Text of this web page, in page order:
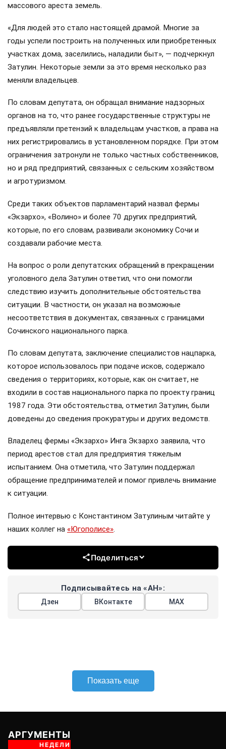
массового ареста земель.
«Для людей это стало настоящей драмой. Многие за
годы успели построить на полученных или приобретенных
участках дома, заселились, наладили быт», — подчеркнул
Затулин. Некоторые земли за это время несколько раз
меняли владельцев.
По словам депутата, он обращал внимание надзорных
органов на то, что ранее государственные структуры не
предъявляли претензий к владельцам участков, а права на
них регистрировались в установленном порядке. При этом
ограничения затронули не только частных собственников,
но и ряд предприятий, связанных с сельским хозяйством
и агротуризмом.
Среди таких объектов парламентарий назвал фермы
«Экзархо», «Волино» и более 70 других предприятий,
которые, по его словам, развивали экономику Сочи и
создавали рабочие места.
На вопрос о роли депутатских обращений в прекращении
уголовного дела Затулин ответил, что они помогли
следствию изучить дополнительные обстоятельства
ситуации. В частности, он указал на возможные
несоответствия в документах, связанных с границами
Сочинского национального парка.
По словам депутата, заключение специалистов нацпарка,
которое использовалось при подаче исков, содержало
сведения о территориях, которые, как он считает, не
входили в состав национального парка по проекту границ
1987 года. Эти обстоятельства, отметил Затулин, были
доведены до сведения прокуратуры и других ведомств.
Владелец фермы «Экзархо» Инга Экзархо заявила, что
период арестов стал для предприятия тяжелым
испытанием. Она отметила, что Затулин поддержал
обращение предпринимателей и помог привлечь внимание
к ситуации.
Полное интервью с Константином Затулиным читайте у
наших коллег на «Югополисе»
Поделиться
Подписывайтесь на «АН»:
Дзен ВКонтакте МАХ
Показать еще
АРГУМЕНТЫ
НЕДЕЛИ